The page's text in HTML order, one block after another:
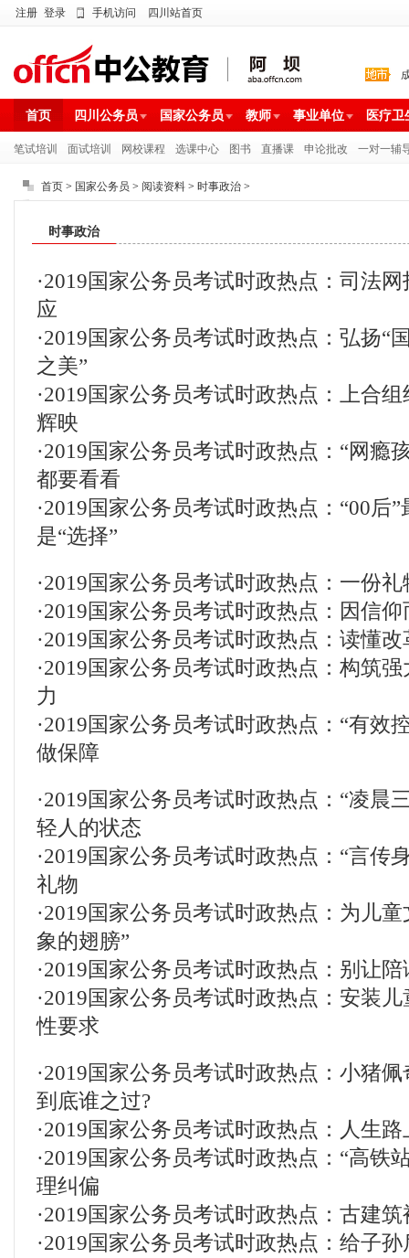
注册 登录 手机访问 四川站首页
首页 四川公务员 国家公务员 教师 事业单位 医疗卫
笔试培训 面试培训 网校课程 选课中心 图书 直播课 申论批改 一对一辅
首页 > 国家公务员 > 阅读资料 > 时事政治 >
时事政治
·2019国家公务员考试时政热点：司法
应
·2019国家公务员考试时政热点：弘扬“
之美”
·2019国家公务员考试时政热点：上合
辉映
·2019国家公务员考试时政热点：“网瘾
都要看看
·2019国家公务员考试时政热点：“00后
是“选择”
·2019国家公务员考试时政热点：一份
·2019国家公务员考试时政热点：因信
·2019国家公务员考试时政热点：读懂
·2019国家公务员考试时政热点：构筑
力
·2019国家公务员考试时政热点：“有效
做保障
·2019国家公务员考试时政热点：“凌晨
轻人的状态
·2019国家公务员考试时政热点：“言传
礼物
·2019国家公务员考试时政热点：为儿
象的翅膀”
·2019国家公务员考试时政热点：别让
·2019国家公务员考试时政热点：安装
性要求
·2019国家公务员考试时政热点：小猪
到底谁之过?
·2019国家公务员考试时政热点：人生
·2019国家公务员考试时政热点：“高铁
理纠偏
·2019国家公务员考试时政热点：古建
·2019国家公务员考试时政热点：给子